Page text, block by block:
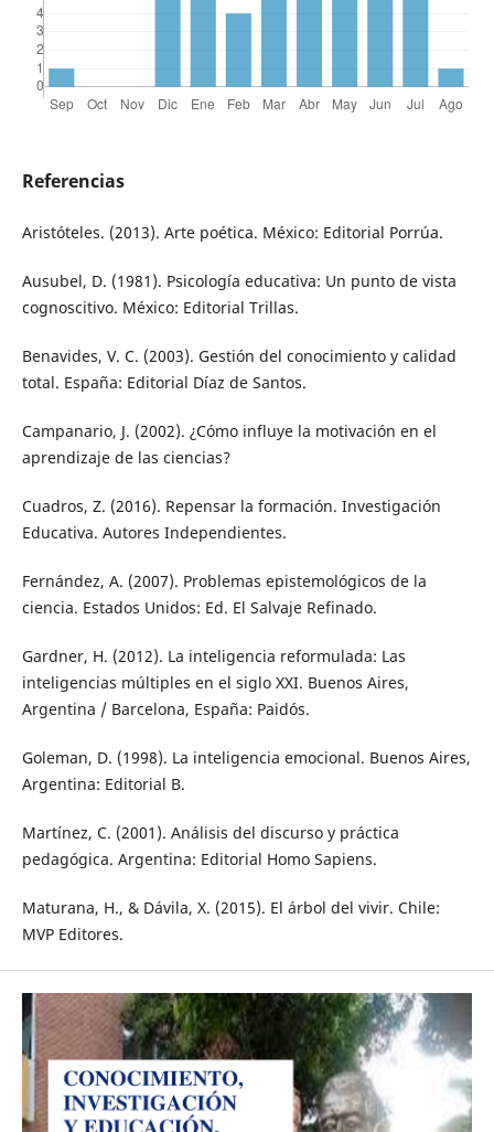
Referencias
Aristóteles. (2013). Arte poética. México: Editorial Porrúa.
Ausubel, D. (1981). Psicología educativa: Un punto de vista
cognoscitivo. México: Editorial Trillas.
Benavides, V. C. (2003). Gestión del conocimiento y calidad
total. España: Editorial Díaz de Santos.
Campanario, J. (2002). ¿Cómo influye la motivación en el
aprendizaje de las ciencias?
Cuadros, Z. (2016). Repensar la formación. Investigación
Educativa. Autores Independientes.
Fernández, A. (2007). Problemas epistemológicos de la
ciencia. Estados Unidos: Ed. El Salvaje Refinado.
Gardner, H. (2012). La inteligencia reformulada: Las
inteligencias múltiples en el siglo XXI. Buenos Aires,
Argentina / Barcelona, España: Paidós.
Goleman, D. (1998). La inteligencia emocional. Buenos Aires,
Argentina: Editorial B.
Martínez, C. (2001). Análisis del discurso y práctica
pedagógica. Argentina: Editorial Homo Sapiens.
Maturana, H., & Dávila, X. (2015). El árbol del vivir. Chile:
MVP Editores.